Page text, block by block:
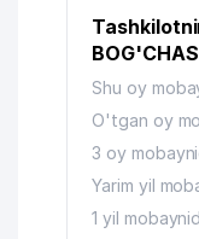
Shu oy
O'tgan oy
3 oy
Yarim yil
1 yil